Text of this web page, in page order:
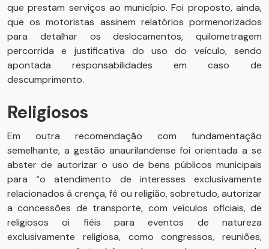
que prestam serviços ao município. Foi proposto, ainda,
que os motoristas assinem relatórios pormenorizados
para detalhar os deslocamentos, quilometragem
percorrida e justificativa do uso do veículo, sendo
apontada responsabilidades em caso de
descumprimento.
Religiosos
Em outra recomendação com fundamentação
semelhante, a gestão anaurilandense foi orientada a se
abster de autorizar o uso de bens públicos municipais
para “o atendimento de interesses exclusivamente
relacionados á crença, fé ou religião, sobretudo, autorizar
a concessões de transporte, com veículos oficiais, de
religiosos oi fiéis para eventos de natureza
exclusivamente religiosa, como congressos, reuniões,